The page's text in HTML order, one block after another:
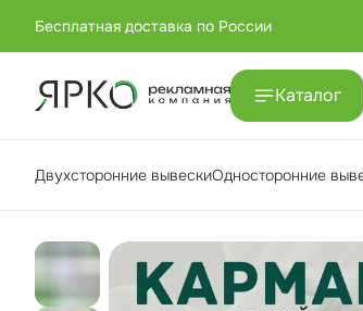
Бесплатная доставка по России
+7 (951) -811-65 45
Каталог
Двухсторонние вывескиОдносторонние